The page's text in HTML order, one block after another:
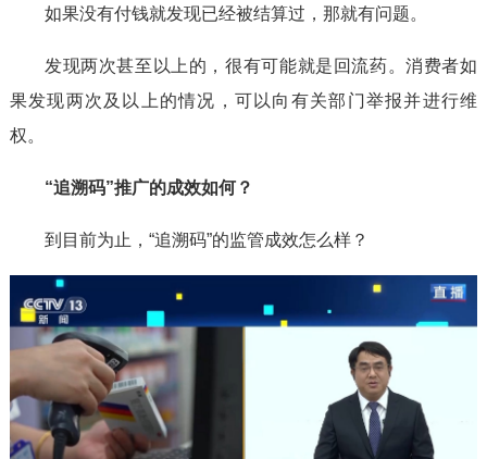
如果没有付钱就发现已经被结算过，那就有问题。
发现两次甚至以上的，很有可能就是回流药。消费者如
果发现两次及以上的情况，可以向有关部门举报并进行维
权。
“追溯码”推广的成效如何？
到目前为止，“追溯码”的监管成效怎么样？